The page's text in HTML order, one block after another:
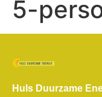
5-
Huls Duurzame